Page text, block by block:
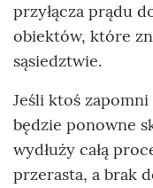
przyłącza prądu
obiektów, które
sąsiedztwie.
Jeśli ktoś
będzie ponowne
wydłuży całą
przerasta, a brak